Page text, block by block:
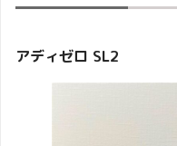
アディゼロ SL2